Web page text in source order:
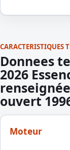
CARACTERISTIQUES
Donnees
2026
ouvert
Moteur